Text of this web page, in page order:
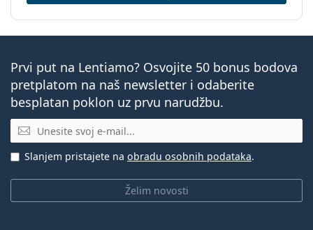
Prvi put na Lentiamo? Osvojite 50 bonus bodova
pretplatom na naš newsletter i odaberite
besplatan poklon uz prvu narudžbu.
E-mail
Želim novosti
Slanjem pristajete na obradu osobnih podataka.